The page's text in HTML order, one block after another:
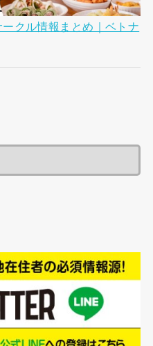
ークル情報まとめ｜ベトナ